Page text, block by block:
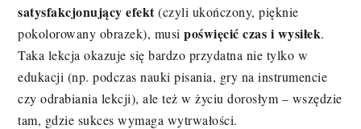
satysfakcjonujący efekt(czyli ukończony, pięknie
pokolorowany obrazek), musipoświęcić czas i wysiłek.
Taka lekcja okazuje się bardzo przydatna nie tylko w
edukacji (np. podczas nauki pisania, gry na instrumencie
czy odrabiania lekcji), ale też w życiu dorosłym – wszędzie
tam, gdzie sukces wymaga wytrwałości.